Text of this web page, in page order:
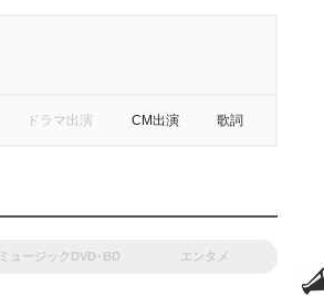
ドラマ出演 CM出演 歌詞
ミュージックDVD･BD エンタメ